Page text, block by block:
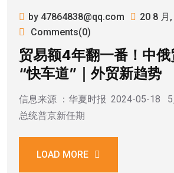
by 47864838@qq.com
20 8 月
Comments(0)
贸易额4年翻一番！中
“快车道”｜外贸新趋势
信息来源 ：华夏时报 2024-05-18 5
总统普京新任期
LOAD MORE